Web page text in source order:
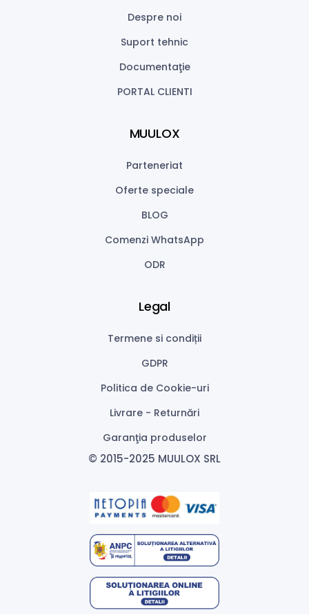
Despre noi
Suport tehnic
Documentaţie
PORTAL CLIENTI
MUULOX
Parteneriat
Oferte speciale
BLOG
Comenzi WhatsApp
ODR
Legal
Termene si condiții
GDPR
Politica de Cookie-uri
Livrare - Returnări
Garanţia produselor
© 2015-2025 MUULOX SRL